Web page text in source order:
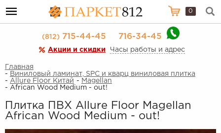
0
(812)715-44-45 716-34-45
Акции и скидки Часы работы и адрес
Главная
- Виниловый ламинат, SPC и кварц виниловая плитка
- Allure Floor Китай - Magellan
- African Wood Medium - out!
Плитка ПВХ Allure Floor Magellan
African Wood Medium - out!